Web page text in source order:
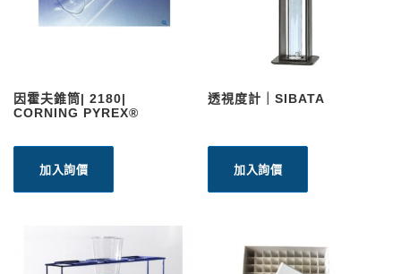
因霍夫錐筒| 2180|
CORNING PYREX®
加入詢價
透視度計｜SIBATA
加入詢價